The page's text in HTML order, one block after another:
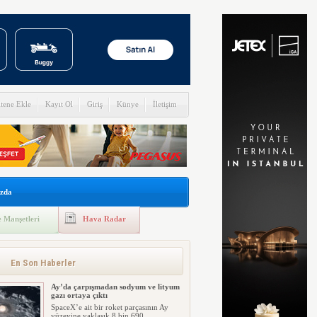
Ekle Kayıt Ol Giriş Künye İletişim
Manşetleri Hava Radar
En Son Haberler
Ay’da çarpışmadan sodyum ve lityum
gazı ortaya çıktı
SpaceX’e ait bir roket parçasının Ay